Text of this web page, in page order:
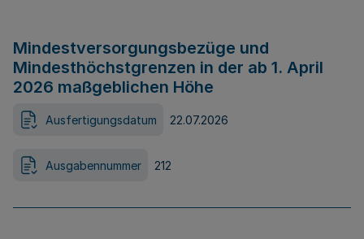
Mindestversorgungsbezüge und
Mindesthöchstgrenzen in der ab 1. April
2026 maßgeblichen Höhe
Ausfertigungsdatum 22.07.2026
Ausgabennummer 212